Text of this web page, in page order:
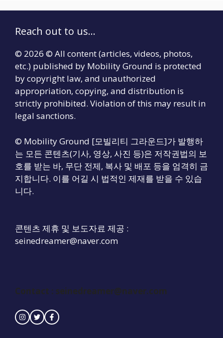
Reach out to us...
© 2026 © All content (articles, videos, photos,
etc.) published by Mobility Ground is protected
by copyright law, and unauthorized
appropriation, copying, and distribution is
strictly prohibited. Violation of this may result in
legal sanctions.
© Mobility Ground [모빌리티 그라운드]가 발행하
는 모든 콘텐츠(기사, 영상, 사진 등)은 저작권법의 보
호를 받는 바, 무단 전제, 복사 및 배포 등을 엄격히 금
지합니다. 이를 어길 시 법적인 제재를 받을 수 있습
니다.
콘텐츠 제휴 및 보도자료 제공 :
seinedreamer@naver.com
Contact : seinedreamer@naver.com